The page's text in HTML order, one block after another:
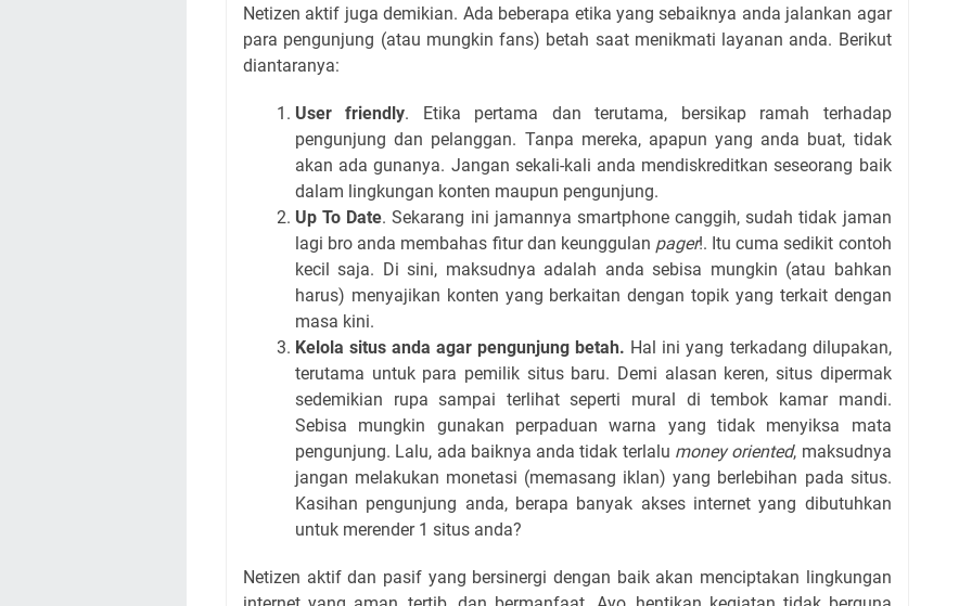
Netizen aktif juga demikian. Ada beberapa etika yang sebaiknya anda jalankan agar
para pengunjung (atau mungkin fans) betah saat menikmati layanan anda. Berikut
diantaranya:
User friendly. Etika pertama dan terutama, bersikap ramah terhadap
pengunjung dan pelanggan. Tanpa mereka, apapun yang anda buat, tidak
akan ada gunanya. Jangan sekali-kali anda mendiskreditkan seseorang baik
dalam lingkungan konten maupun pengunjung.
Up To Date. Sekarang ini jamannya smartphone canggih, sudah tidak jaman
lagi bro anda membahas fitur dan keunggulan pager!. Itu cuma sedikit contoh
kecil saja. Di sini, maksudnya adalah anda sebisa mungkin (atau bahkan
harus) menyajikan konten yang berkaitan dengan topik yang terkait dengan
masa kini.
Kelola situs anda agar pengunjung betah. Hal ini yang terkadang dilupakan,
terutama untuk para pemilik situs baru. Demi alasan keren, situs dipermak
sedemikian rupa sampai terlihat seperti mural di tembok kamar mandi.
Sebisa mungkin gunakan perpaduan warna yang tidak menyiksa mata
pengunjung. Lalu, ada baiknya anda tidak terlalu money oriented, maksudnya
jangan melakukan monetasi (memasang iklan) yang berlebihan pada situs.
Kasihan pengunjung anda, berapa banyak akses internet yang dibutuhkan
untuk merender 1 situs anda?
Netizen aktif dan pasif yang bersinergi dengan baik akan menciptakan lingkungan